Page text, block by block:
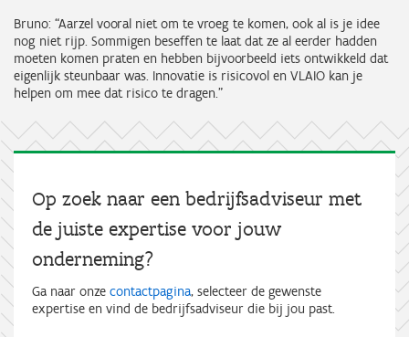
Bruno: “Aarzel vooral niet om te vroeg te komen, ook al is je idee
nog niet rijp. Sommigen beseffen te laat dat ze al eerder hadden
moeten komen praten en hebben bijvoorbeeld iets ontwikkeld dat
eigenlijk steunbaar was. Innovatie is risicovol en VLAIO kan je
helpen om mee dat risico te dragen.”
Op zoek naar een bedrijfsadviseur met
de juiste expertise voor jouw
onderneming?
Ga naar onze contactpagina, selecteer de gewenste
expertise en vind de bedrijfsadviseur die bij jou past.